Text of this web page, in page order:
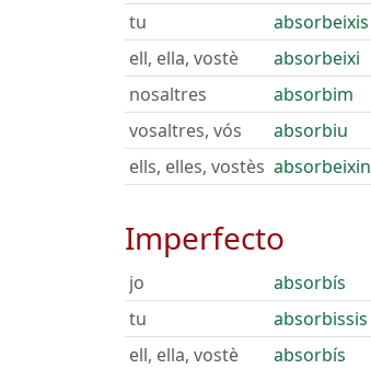
tu
absorbeixis
ell, ella, vostè
absorbeixi
nosaltres
absorbim
vosaltres, vós
absorbiu
ells, elles, vostès absorbeixin
Imperfecto
jo
absorbís
tu
absorbissis
ell, ella, vostè
absorbís